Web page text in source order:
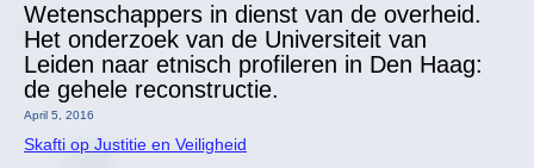
Wetenschappers in dienst van de overheid.
Het onderzoek van de Universiteit van
Leiden naar etnisch profileren in Den Haag:
de gehele reconstructie.
April 5, 2016
Skafti op Justitie en Veiligheid